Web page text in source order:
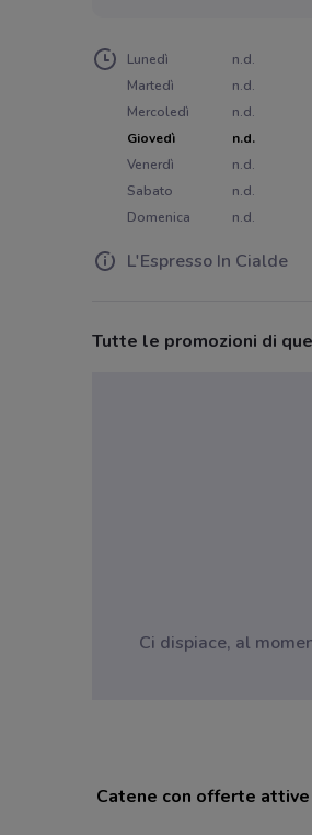
Lunedì
n.d.
Martedì
n.d.
Mercoledì
n.d.
Giovedì
n.d.
Venerdì
n.d.
Sabato
n.d.
Domenica
n.d.
L'Espresso In Cialde
Tutte le promozioni di
Ci dispiace, al
Catene con offerte